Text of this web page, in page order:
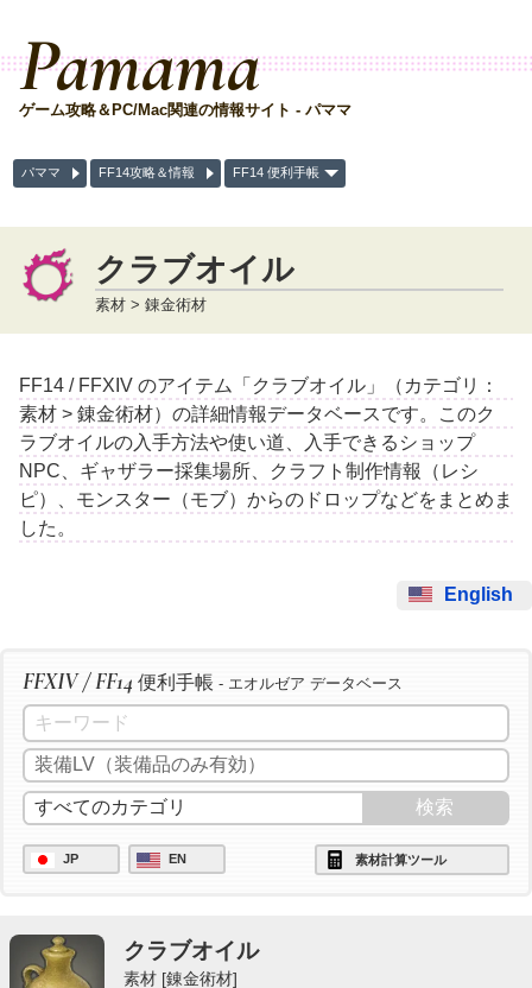
Pamama
ゲーム攻略＆PC/Mac関連の情報サイト - パママ
パママ FF14攻略＆情報 FF14 便利手帳
クラブオイル
素材 > 錬金術材
FF14 / FFXIV のアイテム「クラブオイル」（カテゴリ：
素材 > 錬金術材）の詳細情報データベースです。このク
ラブオイルの入手方法や使い道、入手できるショップ
NPC、ギャザラー採集場所、クラフト制作情報（レシ
ピ）、モンスター（モブ）からのドロップなどをまとめま
した。
English
FFXIV / FF14 便利手帳 - エオルゼア データベース
JP EN 素材計算ツール
クラブオイル
素材 [錬金術材]